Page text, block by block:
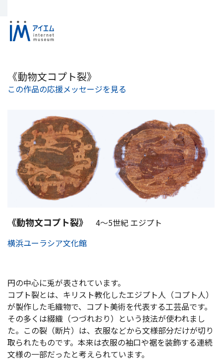
《動物文コプト裂》
この作品の応援メッセージを見る
《動物文コプト裂》
4～5世紀 エジプト
横浜ユーラシア文化館
円の中心に兎が表されています。
コプト裂とは、キリスト教化したエジプト人（コプト人）
が製作した毛織物で、コプト美術を代表する工芸品です。
その多くは綴織（つづれおり）という技法が使われまし
た。この裂（断片）は、衣服などから文様部分だけが切り
取られたものです。本来は衣服の袖口や裾を装飾する連続
文様の一部だったと考えられています。